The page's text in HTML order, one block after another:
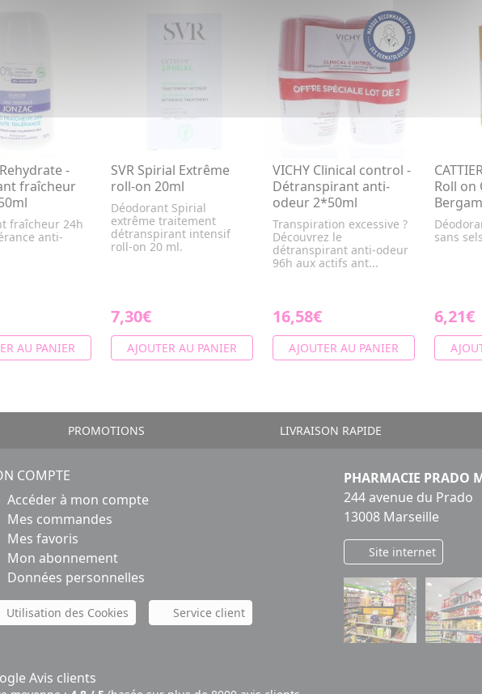
-
fraîcheur
fraîcheur 24h
anti-
AU PANIER
SVR Spirial Extrême
roll-on 20ml
Déodorant Spirial
extrême traitement
détranspirant intensif
roll-on 20 ml.
7,30€
AJOUTER AU PANIER
VICHY Clinical control -
Détranspirant anti-
odeur 2*50ml
Transpiration excessive ?
Découvrez le
détranspirant anti-odeur
96h aux actifs ant...
16,58€
AJOUTER AU PANIER
Roll on
sans
6,21€
PROMOTIONS LIVRAISON RAPIDE
COMPTE
Accéder à mon compte
Mes commandes
Mes favoris
Mon abonnement
Données personnelles
Utilisation des Cookies Service client
Avis clients
PHARMACIE PRADO
244 avenue du Prado
13008 Marseille
Site internet